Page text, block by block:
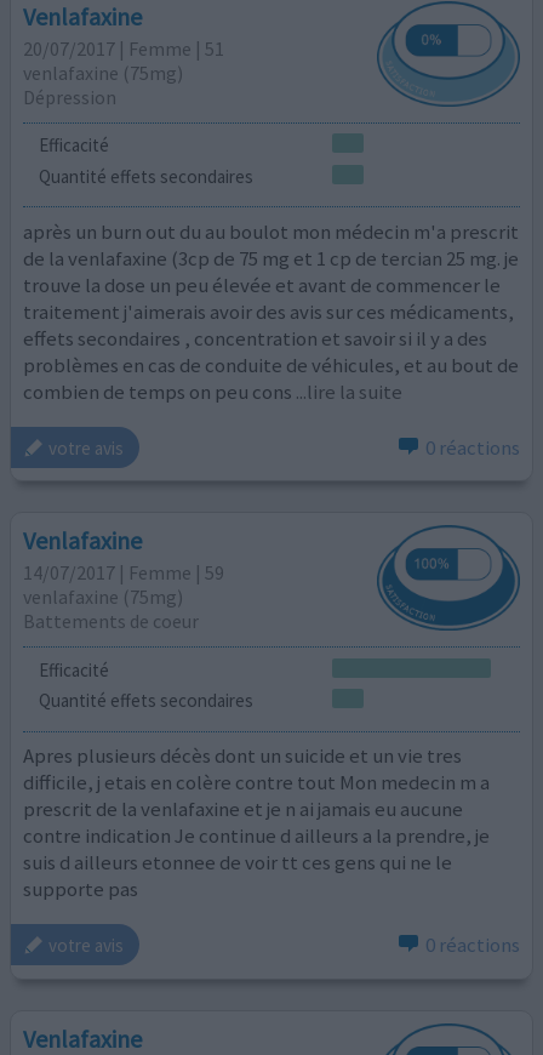
Venlafaxine
20/07/2017 | Femme | 51
venlafaxine (75mg)
Dépression
Efficacité
Quantité effets secondaires
après un burn out du au boulot mon médecin m'a prescrit
de la venlafaxine (3cp de 75 mg et 1 cp de tercian 25 mg. je
trouve la dose un peu élevée et avant de commencer le
traitement j'aimerais avoir des avis sur ces médicaments,
effets secondaires , concentration et savoir si il y a des
problèmes en cas de conduite de véhicules, et au bout de
combien de temps on peu cons ...lire la suite
votre avis 0 réactions
Venlafaxine
14/07/2017 | Femme | 59
venlafaxine (75mg)
Battements de coeur
Efficacité
Quantité effets secondaires
Apres plusieurs décès dont un suicide et un vie tres
difficile, j etais en colère contre tout Mon medecin m a
prescrit de la venlafaxine et je n ai jamais eu aucune
contre indication Je continue d ailleurs a la prendre, je
suis d ailleurs etonnee de voir tt ces gens qui ne le
supporte pas
votre avis 0 réactions
Venlafaxine